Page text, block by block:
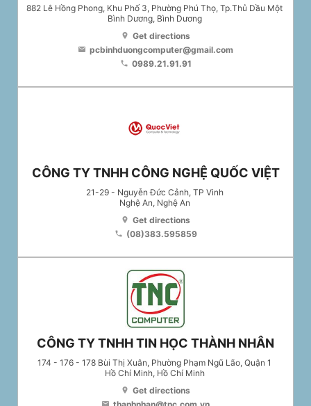
882 Lê Hồng Phong, Khu Phố 3, Phường Phú Thọ, Tp.Thủ Dầu Một
Bình Dương, Bình Dương
location_on Get directions
email pcbinhduongcomputer@gmail.com
phone 0989.21.91.91
CÔNG TY TNHH CÔNG NGHỆ QUỐC VIỆT
21-29 - Nguyễn Đức Cảnh, TP Vinh
Nghệ An, Nghệ An
location_on Get directions
phone (08)383.595859
CÔNG TY TNHH TIN HỌC THÀNH NHÂN
174 - 176 - 178 Bùi Thị Xuân, Phường Phạm Ngũ Lão, Quận 1
Hồ Chí Minh, Hồ Chí Minh
location_on Get directions
email